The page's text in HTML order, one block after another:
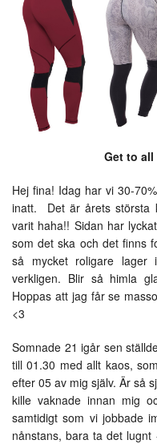
Get to
Hej fina! Idag har vi 30-
inatt. Det är årets största
varit haha!! Sidan har
som det ska och det finns
så mycket roligare
verkligen. Blir så himla
Hoppas att jag får se
<3
Somnade 21 igår sen
till 01.30 med allt kaos,
efter 05 av mig själv. Är så
kille vaknade innan mig
samtidigt som vi jobbade
nånstans, bara ta det